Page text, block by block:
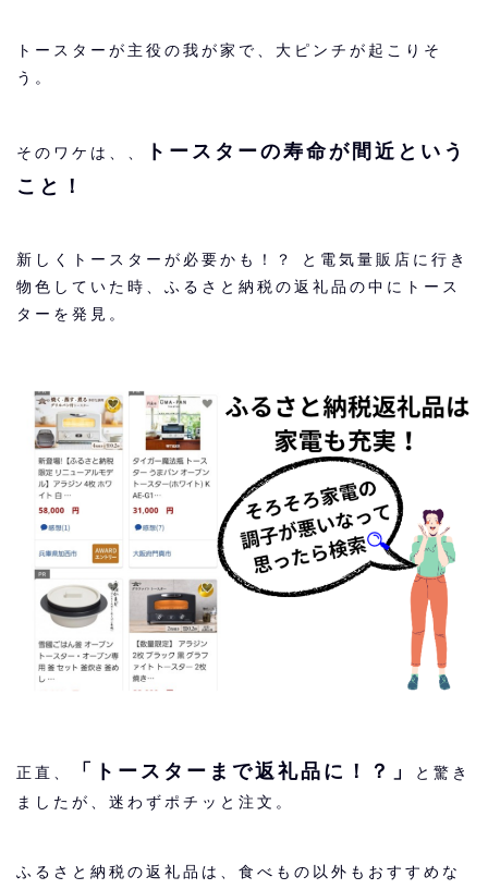
トースターが主役の我が家で、大ピンチが起こりそ
う。
そのワケは、、
トースターの寿命が間近という
こと！
新しくトースターが必要かも！？ と電気量販店に行き
物色していた時、ふるさと納税の返礼品の中にトース
ターを発見。
正直、 「トースターまで返礼品に！？」
と驚き
ましたが、迷わずポチッと注文。
ふるさと納税の返礼品は、食べもの以外もおすすめな